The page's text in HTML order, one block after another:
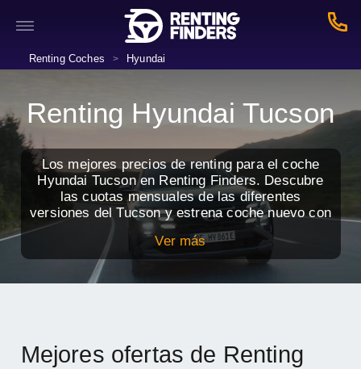
Renting Coches > Hyundai
Renting Hyundai Tucson
Los mejores precios de renting para el coche
Hyundai Tucson en Renting Finders. Descubre
las cuotas mensuales de las diferentes
versiones del Tucson y estrena coche nuevo con
todos los servicios incluidos.
Ver más
Mejores ofertas de Renting